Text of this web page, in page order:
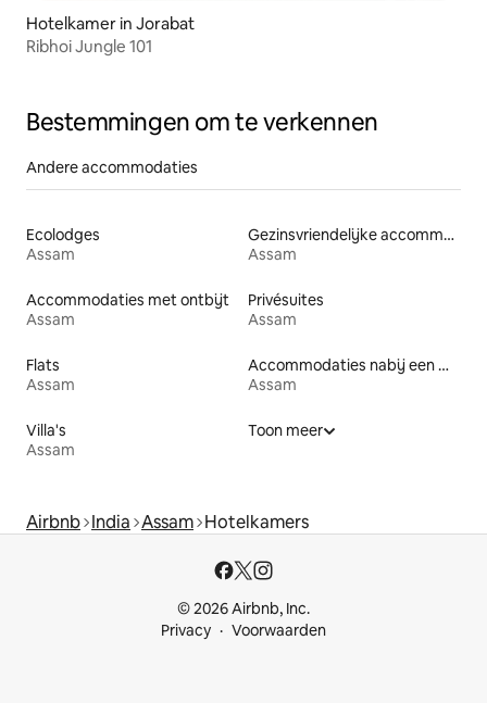
Hotelkamer in Jorabat
Ribhoi Jungle 101
Bestemmingen om te verkennen
Andere accommodaties
Ecolodges
Assam
Gezinsvriendelijke accommodaties
Assam
Accommodaties met ontbijt
Assam
Privésuites
Assam
Flats
Assam
Accommodaties nabij een meer
Assam
Villa's
Assam
Toon meer
Airbnb India Assam Hotelkamers
© 2026 Airbnb, Inc.
Privacy
Voorwaarden